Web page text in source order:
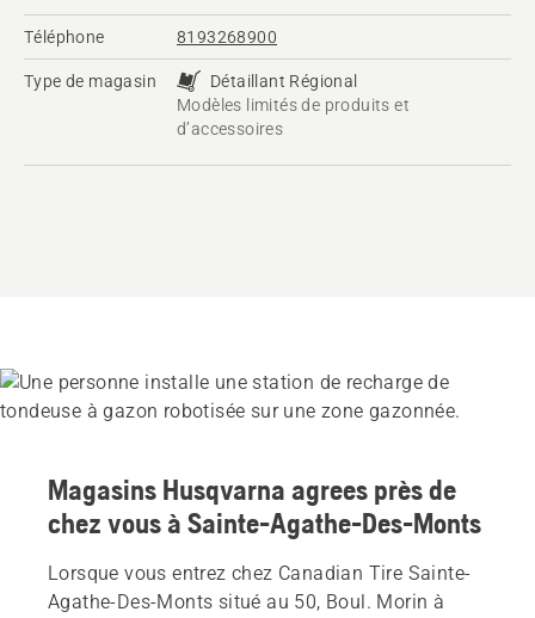
Téléphone 8193268900
Type de magasin
Détaillant Régional
Modèles limités de produits et
d’accessoires
Magasins Husqvarna agrees près de
chez vous à Sainte-Agathe-Des-Monts
Lorsque vous entrez chez Canadian Tire Sainte-
Agathe-Des-Monts situé au 50, Boul. Morin à